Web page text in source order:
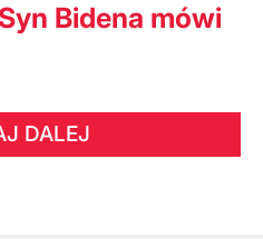
Bidena mówi
DALEJ